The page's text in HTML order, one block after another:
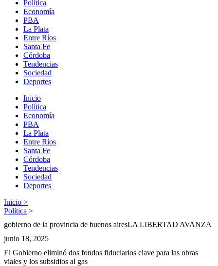
Política
Economía
PBA
La Plata
Entre Ríos
Santa Fe
Córdoba
Tendencias
Sociedad
Deportes
Inicio
Política
Economía
PBA
La Plata
Entre Ríos
Santa Fe
Córdoba
Tendencias
Sociedad
Deportes
Inicio >
Política >
gobierno de la provincia de buenos airesLA LIBERTAD AVANZA
junio 18, 2025
El Gobierno eliminó dos fondos fiduciarios clave para las obras
viales y los subsidios al gas